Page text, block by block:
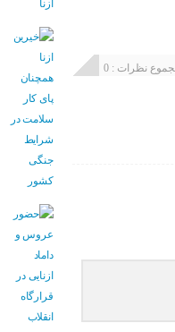
نظرات : 0